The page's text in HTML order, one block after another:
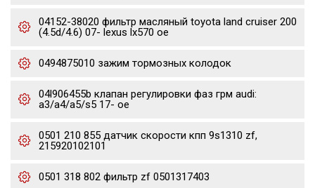
04152-38020 фильтр масляный toyota land cruiser 200
(4.5d/4.6) 07- lexus lx570 oe
0494875010 зажим тормозных колодок
04l906455b клапан регулировки фаз грм audi:
a3/a4/a5/s5 17- oe
0501 210 855 датчик скорости кпп 9s1310 zf,
215920102101
0501 318 802 фильтр zf 0501317403